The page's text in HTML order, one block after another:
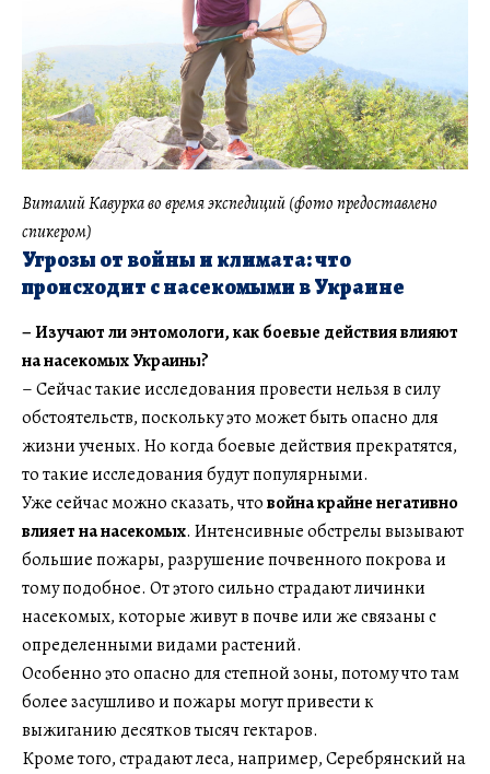
Виталий Кавурка во время экспедиций (фото предоставлено
спикером)
Угрозы от войны и климата: что
происходит с насекомыми в Украине
– Изучают ли энтомологи, как боевые действия влияют
на насекомых Украины?
– Сейчас такие исследования провести нельзя в силу
обстоятельств, поскольку это может быть опасно для
жизни ученых. Но когда боевые действия прекратятся,
то такие исследования будут популярными.
Уже сейчас можно сказать, чтовойна крайне негативно
влияет на насекомых. Интенсивные обстрелы вызывают
большие пожары, разрушение почвенного покрова и
тому подобное. От этого сильно страдают личинки
насекомых, которые живут в почве или же связаны с
определенными видами растений.
Особенно это опасно для степной зоны, потому что там
более засушливо и пожары могут привести к
выжиганию десятков тысяч гектаров.
Кроме того, страдают леса, например, Серебрянский на